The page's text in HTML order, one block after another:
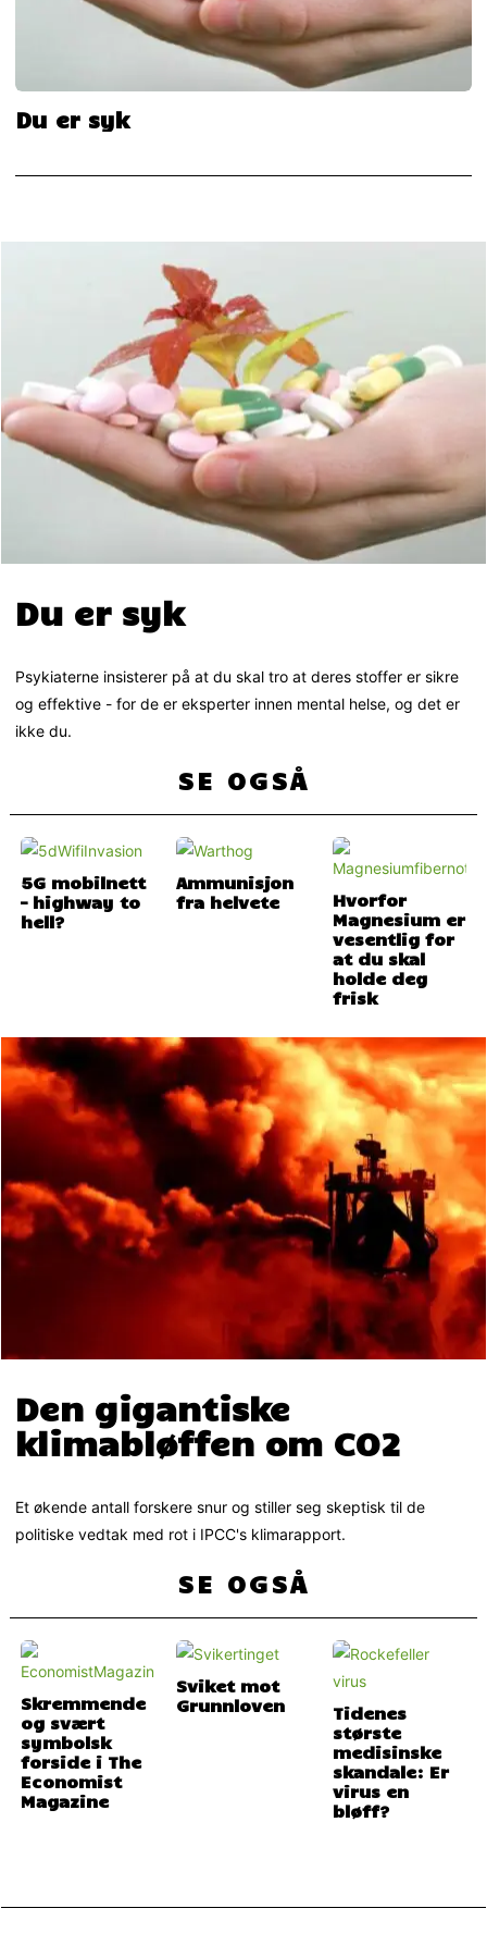
Du er syk
Du er syk
Psykiaterne insisterer på at du skal tro at deres stoffer er sikre
og effektive - for de er eksperter innen mental helse, og det er
ikke du.
SE OGSÅ
5G mobilnett
– highway to
hell?
Ammunisjon
fra helvete
Hvorfor
Magnesium er
vesentlig for
at du skal
holde deg
frisk
Den gigantiske
klimabløffen om CO2
Et økende antall forskere snur og stiller seg skeptisk til de
politiske vedtak med rot i IPCC's klimarapport.
SE OGSÅ
Skremmende
og svært
symbolsk
forside i The
Economist
Magazine
Sviket mot
Grunnloven
Tidenes
største
medisinske
skandale: Er
virus en
bløff?